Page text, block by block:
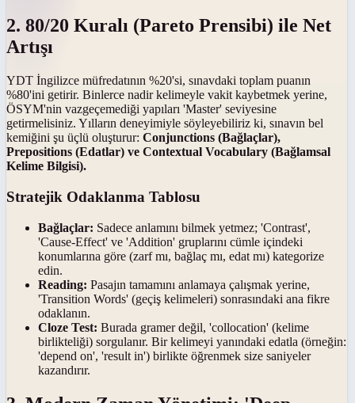
2. 80/20 Kuralı (Pareto Prensibi) ile Net
Artışı
YDT İngilizce müfredatının %20'si, sınavdaki toplam puanın
%80'ini getirir. Binlerce nadir kelimeyle vakit kaybetmek yerine,
ÖSYM'nin vazgeçemediği yapıları 'Master' seviyesine
getirmelisiniz. Yılların deneyimiyle söyleyebiliriz ki, sınavın bel
kemiğini şu üçlü oluşturur: Conjunctions (Bağlaçlar),
Prepositions (Edatlar) ve Contextual Vocabulary (Bağlamsal
Kelime Bilgisi).
Stratejik Odaklanma Tablosu
Bağlaçlar: Sadece anlamını bilmek yetmez; 'Contrast',
'Cause-Effect' ve 'Addition' gruplarını cümle içindeki
konumlarına göre (zarf mı, bağlaç mı, edat mı) kategorize
edin.
Reading: Pasajın tamamını anlamaya çalışmak yerine,
'Transition Words' (geçiş kelimeleri) sonrasındaki ana fikre
odaklanın.
Cloze Test: Burada gramer değil, 'collocation' (kelime
birlikteliği) sorgulanır. Bir kelimeyi yanındaki edatla (örneğin:
'depend on', 'result in') birlikte öğrenmek size saniyeler
kazandırır.